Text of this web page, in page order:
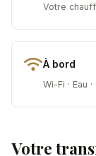
Votre
À bord
Wi-Fi · Eau
Votre